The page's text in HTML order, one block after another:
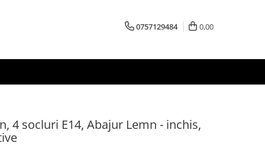
0757129484 0,00
4 socluri E14, Abajur Lemn - inchis,